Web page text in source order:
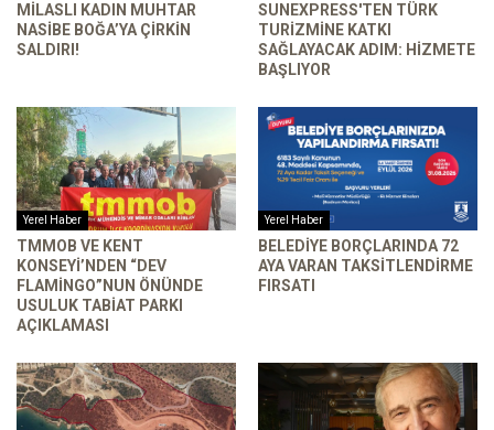
MILASLI KADIN MUHTAR
NASIBE BOĞA’YA ÇIRKIN
SALDIRI!
SUNEXPRESS'TEN TÜRK
TURIZMINE KATKI
SAĞLAYACAK ADIM: HIZMETE
BAŞLIYOR
Yerel Haber
TMMOB VE KENT
KONSEYI’NDEN “DEV
FLAMINGO”NUN ÖNÜNDE
USULUK TABIAT PARKI
AÇIKLAMASI
Yerel Haber
BELEDIYE BORÇLARINDA 72
AYA VARAN TAKSITLENDIRME
FIRSATI